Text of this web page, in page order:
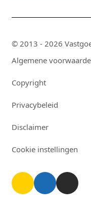
© 2013 - 2026
Algemene
Copyright
Privacybeleid
Disclaimer
Cookie instellingen